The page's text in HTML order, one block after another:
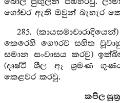
ගෝචර ඇති ඔවුන් බැහැර
285.
කෙරෙහි ගෞරව සහිත
සමාන සංවාසය කරවු)
(දෘෂ්ටි ශීල ඈ ශ්‍රමණ
කෙළවර කරවු.
කපිල